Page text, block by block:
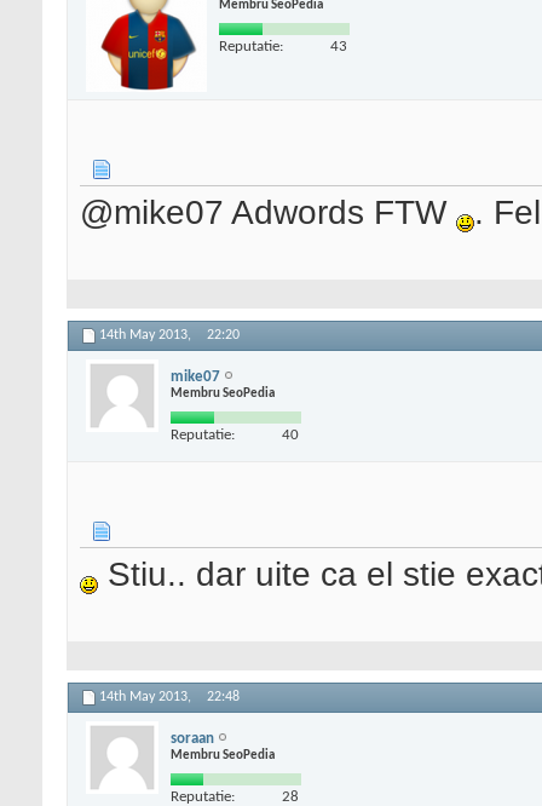
Membru SeoPedia
Reputatie: 43
@mike07 Adwords FTW .
14th May 2013, 22:20
mike07
Membru SeoPedia
Reputatie: 40
Stiu.. dar uite ca el stie
14th May 2013, 22:48
soraan
Membru SeoPedia
Reputatie: 28